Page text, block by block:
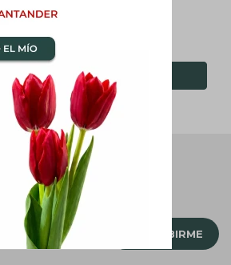
$
Newsletter
y recibí todas nuestras novedades!
SUSCRIBIRME